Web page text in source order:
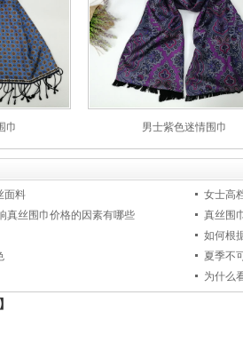
巾 男士紫色迷情围巾
面料
女士高
真丝围巾价格的因素有哪些
真丝围
如何根
夏季不
为什么